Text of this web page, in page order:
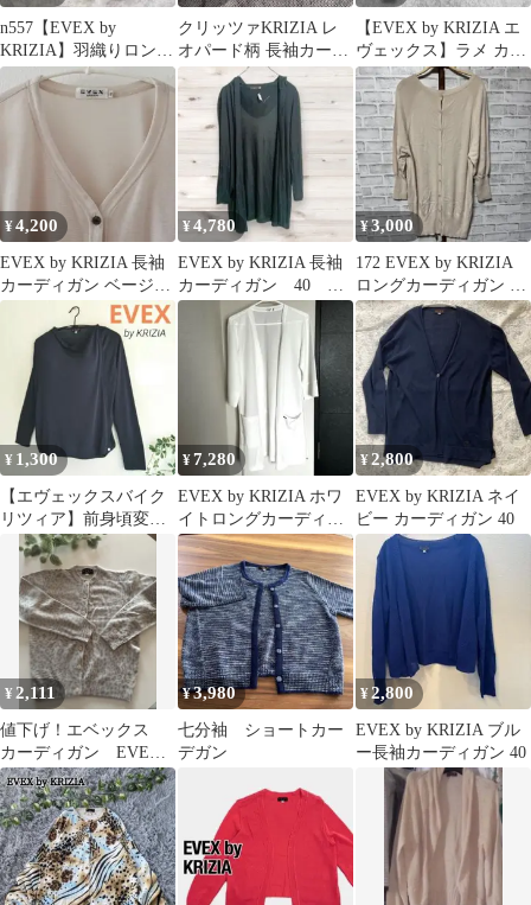
n557【EVEX by
KRIZIA】羽織りロング
カーディガン フードあ
り
クリッツァKRIZIA レ
オパード柄 長袖カーデ
ィガン 42
【EVEX by KRIZIA エ
ヴェックス】ラメ カー
ディガン 黒 L
¥4,200
EVEX by KRIZIA 長袖
カーディガン ベージュ
40
¥4,780
EVEX by KRIZIA 長袖
カーディガン 40
黒 フード付き 羽織り
¥3,000
172 EVEX by KRIZIA
ロングカーディガン ベ
ージュ サイズ七分袖
¥ 1,300
【エヴェックスバイク
リツィア】前身頃変形
ドレープ 長袖 薄
手 カーディガン
¥7,280
EVEX by KRIZIA ホワ
イトロングカーディガ
ン サイズ42
¥2,800
EVEX by KRIZIA ネイ
ビー カーディガン 40
¥ 2,111
値下げ！エベックス
カーディガン EVEX
豹柄 KRIZA 三陽商会
¥3,980
七分袖 ショートカー
デガン
¥2,800
EVEX by KRIZIA ブル
ー長袖カーディガン 40